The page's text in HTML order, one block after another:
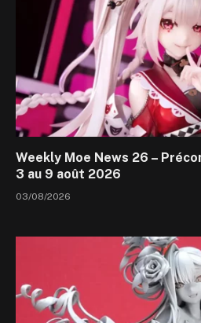
Weekly Moe News 26 –
3 au 9 août 2026
03/08/2026